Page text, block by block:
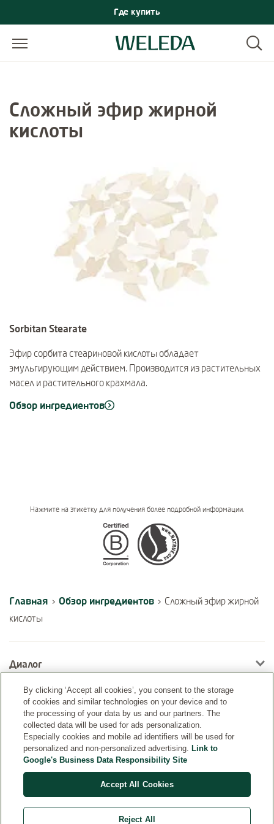
Где купить
Сложный эфир жирной
кислоты
Sorbitan Stearate
Эфир сорбита стеариновой кислоты обладает
эмульгирующим действием. Производится из растительных
масел и растительного крахмала.
Обзор ингредиентов
Certifications
Нажмите на этикетку для получения более подробной информации.
Главная › Обзор ингредиентов › Сложный эфир жирной
кислоты
Диалог
Информация
By clicking ‘Accept all cookies’, you consent to the storage
of cookies and similar technologies on your device and to
the processing of your data by us and our partners. The
collected data will be used for ads personalization.
Especially cookies and mobile ad identifiers will be used for
personalized and non-personalized advertising. Link to
Google's Business Data Responsibility Site
Accept All Cookies
Reject All